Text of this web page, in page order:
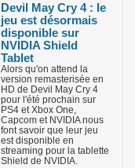
Devil May Cry 4 : le
jeu est désormais
disponible sur
NVIDIA Shield
Tablet
Alors qu'on attend la
version remasterisée en
HD de Devil May Cry 4
pour l'été prochain sur
PS4 et Xbox One,
Capcom et NVIDIA nous
font savoir que leur jeu
est disponible en
streaming pour la tablette
Shield de NVIDIA.